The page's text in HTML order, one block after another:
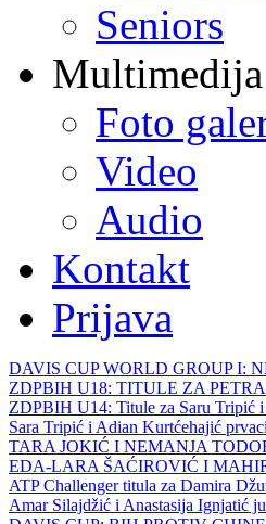
Seniors
Multimedija
Foto
Video
Audio
Kontakt
Prijava
DAVIS CUP WORLD GROUP I:
ZDPBIH U18: TITULE ZA
ZDPBIH U14: Titule za Saru Tripić
Sara Tripić i Adian Kurtćehajić
TARA JOKIĆ I NEMANJA
EDA-LARA ŠAĆIROVIĆ I
ATP Challenger titula za Damira
Amar Silajdžić i Anastasija Ignjatić